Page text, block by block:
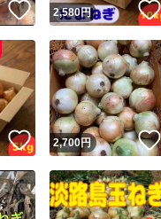
いいね！
2,580円
いいね！
2,700円